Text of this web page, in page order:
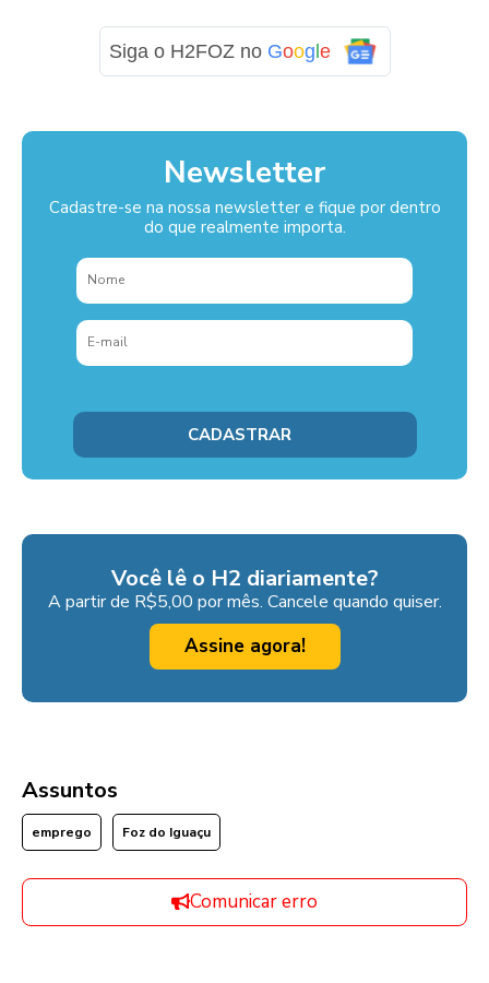
Siga o H2FOZ no Goog e
Newsletter
Cadastre-se na nossa newsletter e fique por dentro
do que realmente importa.
Você lê o H2 diariamente?
A partir de R$5,00 por mês. Cancele quando quiser.
Assine agora!
Assuntos
emprego Foz do Iguaçu
Comunicar erro